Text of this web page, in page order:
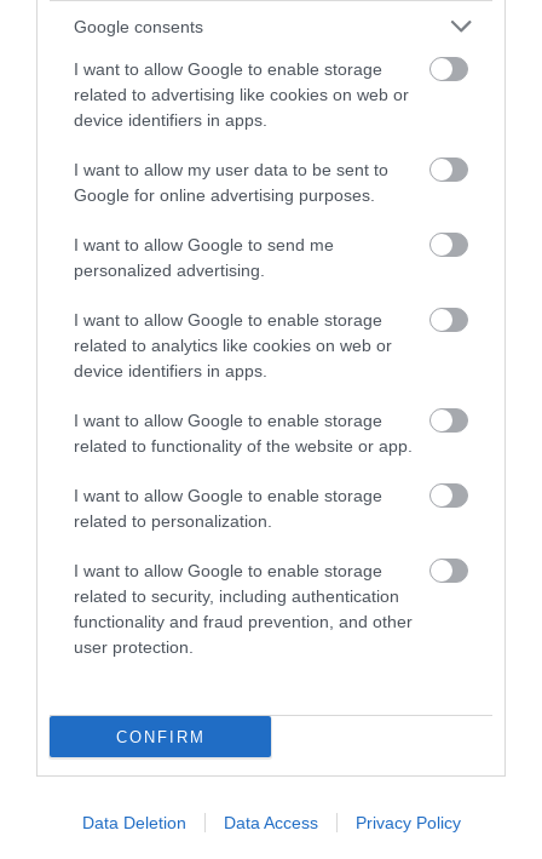
Google consents
I want to allow Google to enable storage
related to advertising like cookies on web or
device identifiers in apps.
I want to allow my user data to be sent to
Google for online advertising purposes.
I want to allow Google to send me
personalized advertising.
I want to allow Google to enable storage
related to analytics like cookies on web or
device identifiers in apps.
I want to allow Google to enable storage
related to functionality of the website or app.
I want to allow Google to enable storage
related to personalization.
I want to allow Google to enable storage
related to security, including authentication
functionality and fraud prevention, and other
user protection.
CONFIRM
Data Deletion Data Access Privacy Policy
KIRÁNDULÁS A
ARBORÉTUMBA
KIRÁNDULÁS PANNONHALMA
SZŐLŐ ÉS KOMLÓ
2026-08-04